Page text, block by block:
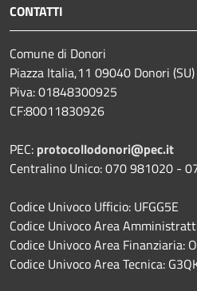
CONTATTI
Comune di Donori
Piazza Italia,11 09040 Donori (SU)
Piva: 01848300925
CF:80011830926
PEC: protocollodonori@pec.it
Centralino Unico: 070 981020 -
Codice Univoco Ufficio: UFGG5E
Codice Univoco Area
Codice Univoco Area Finanziaria:
Codice Univoco Area Tecnica: